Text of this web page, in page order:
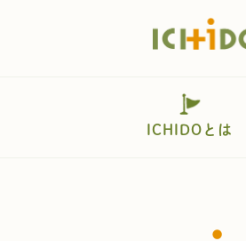
ICHIDOとは